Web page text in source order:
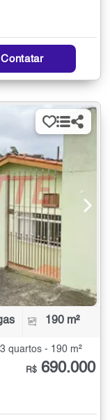
Contatar
190 m²
quartos - 190 m²
R$ 690.000